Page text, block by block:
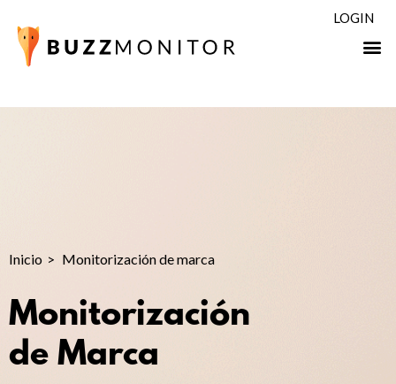
LOGIN
Inicio Monitorización de marca
Monitorización
de Marca